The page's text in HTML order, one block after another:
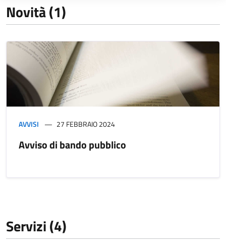
Novità (1)
AVVISI 27 FEBBRAIO 2024
Avviso di bando pubblico
Servizi (4)